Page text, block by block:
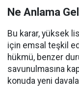
Ne Anlama
Bu karar, yüksek
için emsal teşkil
hükmü, benzer
savunulmasına
konuda yeni